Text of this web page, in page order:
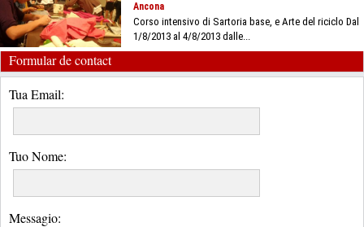
Ancona
Corso intensivo di Sartoria base, e Arte del riciclo Dal
1/8/2013 al 4/8/2013 dalle...
Formular de contact
Tua Email:
Tuo Nome:
Messagio: